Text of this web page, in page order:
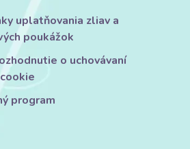
uplatňovania zliav a
poukážok
o uchovávaní
program